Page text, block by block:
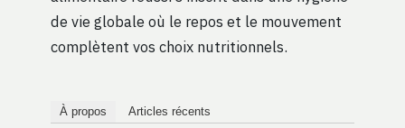
de vie globale où le repos et le mouvement
complètent vos choix nutritionnels.
À propos Articles récents